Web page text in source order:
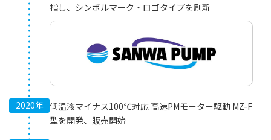
指し、シンボルマーク・ロゴタイプを刷新
2020年 低温液マイナス100℃対応 高速PMモーター駆動 MZ-F
型を開発、販売開始